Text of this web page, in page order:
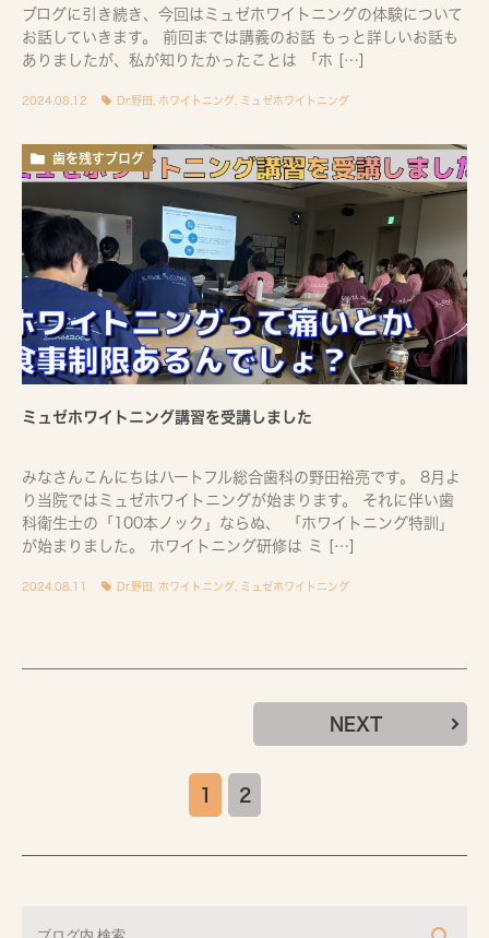
ブログに引き続き、今回はミュゼホワイトニングの体験について
お話していきます。 前回までは講義のお話 もっと詳しいお話も
ありましたが、私が知りたかったことは 「ホ […]
2024.08.12 Dr.野田 ホワイトニング ミュゼホワイトニング
歯を残すブログ
ミュゼホワイトニング講習を受講しました
みなさんこんにちはハートフル総合歯科の野田裕亮です。 8月よ
り当院ではミュゼホワイトニングが始まります。 それに伴い歯
科衛生士の「100本ノック」ならぬ、 「ホワイトニング特訓」
が始まりました。 ホワイトニング研修は ミ […]
2024.08.11 Dr.野田 ホワイトニング ミュゼホワイトニング
1 2
NEXT